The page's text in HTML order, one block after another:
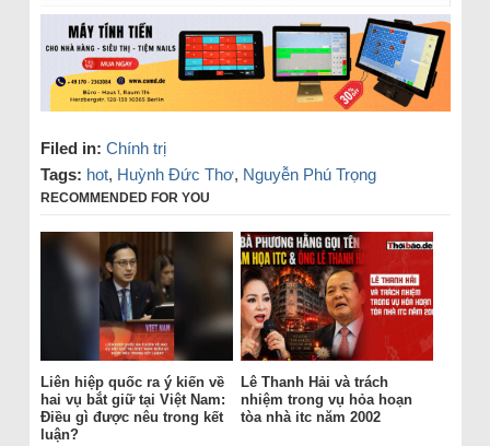
Filed in: Chính trị
Tags: hot, Huỳnh Đức Thơ, Nguyễn Phú Trọng
RECOMMENDED FOR YOU
Liên hiệp quốc ra ý kiến về
hai vụ bắt giữ tại Việt Nam:
Điều gì được nêu trong kết
luận?
Lê Thanh Hải và trách
nhiệm trong vụ hỏa hoạn
tòa nhà itc năm 2002